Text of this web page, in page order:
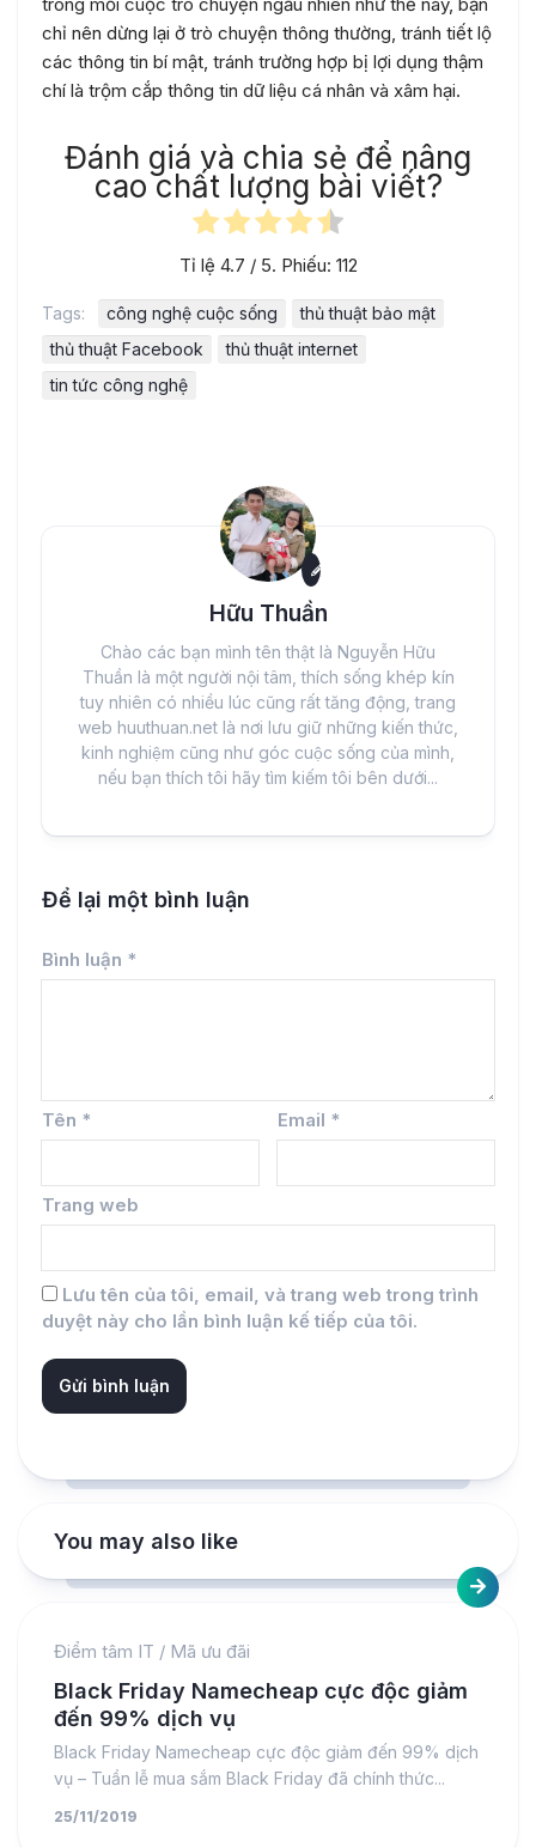
chỉ nên dừng lại ở trò chuyện thông thường, tránh tiết lộ
các thông tin bí mật, tránh trường hợp bị lợi dụng thậm
chí là trộm cắp thông tin dữ liệu cá nhân và xâm hại.
Đánh giá và chia sẻ để nâng
cao chất lượng bài viết?
Tỉ lệ 4.7 / 5. Phiếu: 112
Tags: công nghệ cuộc sống
thủ thuật bảo mật
thủ thuật Facebook
thủ thuật internet
tin tức công nghệ
Hữu Thuần
Chào các bạn mình tên thật là Nguyễn Hữu
Thuần là một người nội tâm, thích sống khép kín
tuy nhiên có nhiều lúc cũng rất tăng động, trang
web huuthuan.net là nơi lưu giữ những kiến thức,
kinh nghiệm cũng như góc cuộc sống của mình,
nếu bạn thích tôi hãy tìm kiếm tôi bên dưới...
Để lại một bình luận
Bình luận *
Tên * Email *
Trang web
Lưu tên của tôi, email, và trang web trong trình
duyệt này cho lần bình luận kế tiếp của tôi.
You may also like
Điểm tâm IT / Mã ưu đãi
Black Friday Namecheap cực độc giảm
đến 99% dịch vụ
Black Friday Namecheap cực độc giảm đến 99% dịch
vụ – Tuần lễ mua sắm Black Friday đã chính thức...
25/11/2019